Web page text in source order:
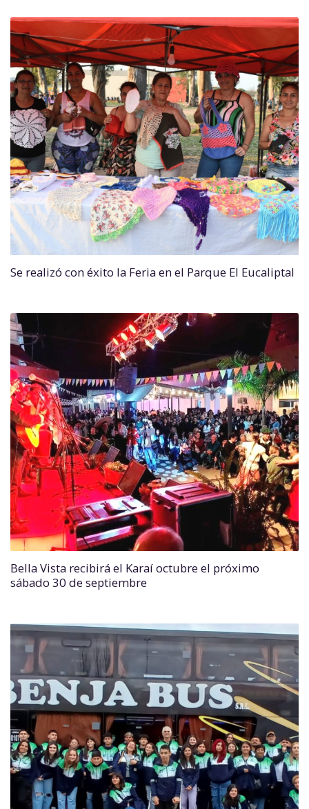
Se realizó con éxito la Feria en el Parque El Eucaliptal
Bella Vista recibirá el Karaí octubre el próximo
sábado 30 de septiembre